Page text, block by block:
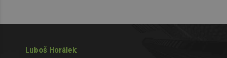
Luboš Horálek